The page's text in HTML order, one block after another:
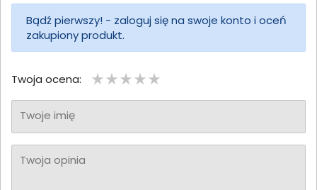
Bądź pierwszy! - zaloguj się na swoje konto i oceń
zakupiony produkt.
Twoja ocena:
Twoje imię
Twoja opinia